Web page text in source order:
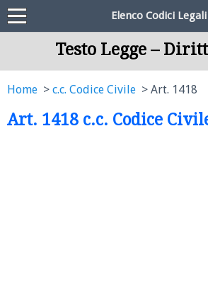
Elenco Codici Legali
Testo Legge –
Home c.c. Codice Civile Art. 1418
Art. 1418 c.c. Codice